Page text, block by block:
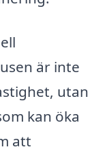
är inte
utan
kan öka
att